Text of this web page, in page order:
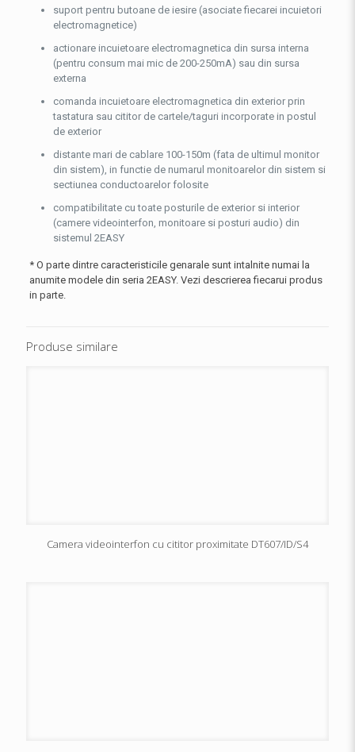
suport pentru butoane de iesire (asociate fiecarei incuietori
electromagnetice)
actionare incuietoare electromagnetica din sursa interna
(pentru consum mai mic de 200-250mA) sau din sursa
externa
comanda incuietoare electromagnetica din exterior prin
tastatura sau cititor de cartele/taguri incorporate in postul
de exterior
distante mari de cablare 100-150m (fata de ultimul monitor
din sistem), in functie de numarul monitoarelor din sistem si
sectiunea conductoarelor folosite
compatibilitate cu toate posturile de exterior si interior
(camere videointerfon, monitoare si posturi audio) din
sistemul 2EASY
* O parte dintre caracteristicile genarale sunt intalnite numai la
anumite modele din seria 2EASY. Vezi descrierea fiecarui produs
in parte.
Produse similare
Camera videointerfon cu cititor proximitate DT607/ID/S4